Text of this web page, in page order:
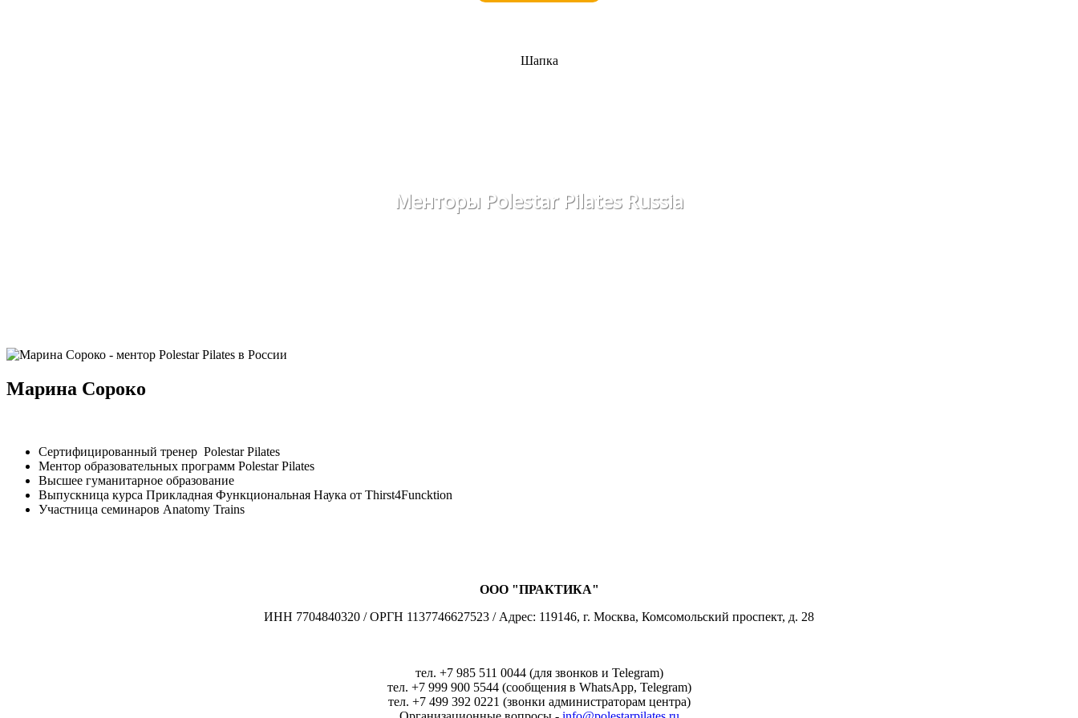
Шапка
Менторы Polestar Pilates Russia
Марина Сороко
Сертифицированный тренер Polestar Pilates
Ментор образовательных программ Polestar Pilates
Высшее гуманитарное образование
Выпускница курса Прикладная Функциональная Наука от Thirst4Funcktion
Участница семинаров Anatomy Trains
ООО "ПРАКТИКА"
ИНН 7704840320 / ОРГН 1137746627523 / Адрес: 119146, г. Москва, Комсомольский проспект, д. 28
тел. +7 985 511 0044 (для звонков и Telegram)
тел. +7 999 900 5544 (сообщения в WhatsApp, Telegram)
тел. +7 499 392 0221 (звонки администраторам центра)